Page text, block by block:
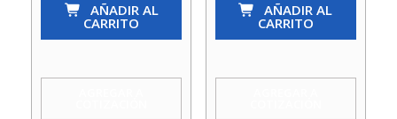
Godoy
AÑADIR AL
CARRITO
Godoy
AÑADIR AL
CARRITO